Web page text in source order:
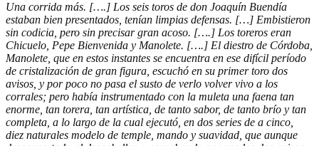
Una corrida más. [….] Los seis toros de don Joaquín Buendía
estaban bien presentados, tenían limpias defensas. […] Embistieron
sin codicia, pero sin precisar gran acoso. [….] Los toreros eran
Chicuelo, Pepe Bienvenida y Manolete. [….] El diestro de Córdoba,
Manolete, que en estos instantes se encuentra en ese difícil período
de cristalización de gran figura, escuchó en su primer toro dos
avisos, y por poco no pasa el susto de verlo volver vivo a los
corrales; pero había instrumentado con la muleta una faena tan
enorme, tan torera, tan artística, de tanto sabor, de tanto brío y tan
completa, a lo largo de la cual ejecutó, en dos series de a cinco,
diez naturales modelo de temple, mando y suavidad, que aunque